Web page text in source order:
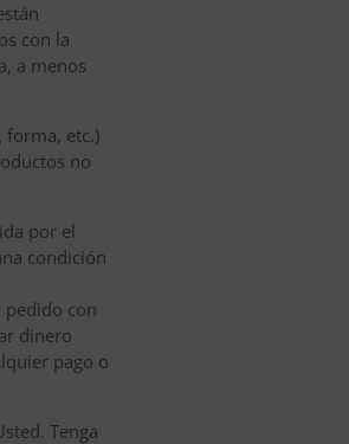
con la
a menos
forma, etc.)
no
por el
condición
pedido con
dinero
pago o
Tenga